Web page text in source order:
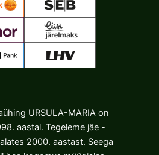
URSULA-MARIA on
aastal. Tegeleme jäe -
2000. aastast. Seega